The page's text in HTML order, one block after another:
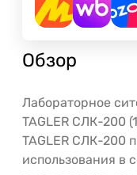
Обзор
Лабораторное
TAGLER СЛК-200
TAGLER СЛК-200
использования в